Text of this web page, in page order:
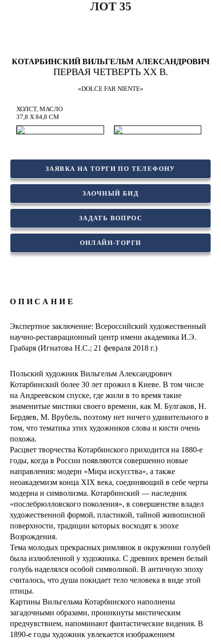
ЛОТ 35
КОТАРБИНСКИЙ ВИЛЬГЕЛЬМ АЛЕКСАНДРОВИЧ
ПЕРВАЯ ЧЕТВЕРТЬ XX В.
«DOLCE FAR NIENTE»
ХОЛСТ, МАСЛО
37,8 Х 84,8 СМ
ЗАЯВКА НА ТОРГИ ПО ТЕЛЕФОНУ
ЗАОЧНЫЙ БИД
ЗАДАТЬ ВОПРОС
ОНЛАЙН-ТОРГИ
ОПИСАНИЕ
Экспертное заключение: Всероссийский художественный
научно-реставрационный центр имени академика И.Э.
Грабаря (Игнатова Н.С.; 21 февраля 2018 г.)
Польский художник Вильгельм Александрович
Котарбинский более 30 лет прожил в Киеве. В том числе
на Андреевском спуске, где жили в то время такие
знаменитые мистики своего времени, как М. Булгаков, Н.
Бердяев, М. Врубель, поэтому нет ничего удивительного в
том, что тематика этих художников слова и кисти очень
похожа.
Расцвет творчества Котарбинского приходится на 1880-е
годы, когда в России появляются совершенно новые
направления: модерн «Мира искусства», а также
неоакадемизм конца ХIХ века, соединяющий в себе черты
модерна и символизма. Котарбинский — наследник
«послебрюлловского поколения», в совершенстве владел
художественной формой, пластикой, тайной живописной
поверхности, традиции которых восходят к эпохе
Возрождения.
Тема молодых прекрасных римлянок в окружении голубей
была излюбленной у художника. С древних времен белый
голубь наделялся особой символикой. В античную эпоху
считалось, что душа покидает тело человека в виде этой
птицы.
Картины Вильгельма Котарбинского наполнены
загадочными образами, проникнуты мистическим
предчувствием, напоминают фантастические видения. В
1890-е годы художник увлекается изображением